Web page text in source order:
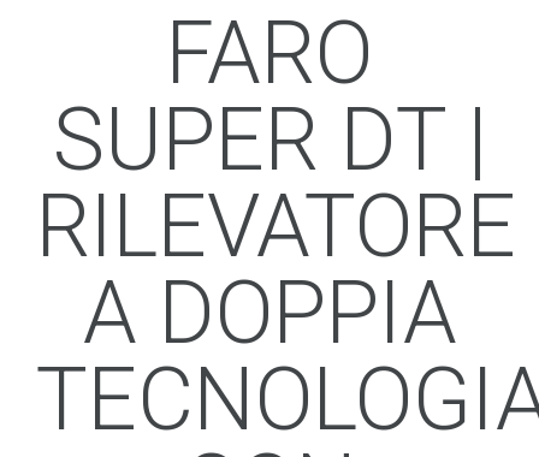
FARO
SUPER DT |
RILEVATORE
A DOPPIA